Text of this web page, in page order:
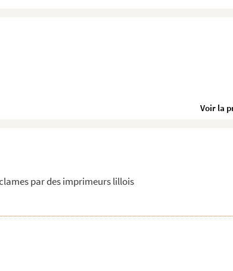
par des imprimeurs lillois